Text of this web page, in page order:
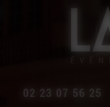
02 23 07 56 25